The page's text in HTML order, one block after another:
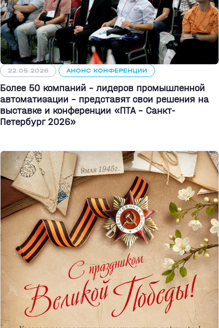
22.05.2026 АНОНС КОНФЕРЕНЦИИ
Более 50 компаний - лидеров промышленной
автоматизации - представят свои решения на
выставке и конференции «ПТА – Санкт-
Петербург 2026»